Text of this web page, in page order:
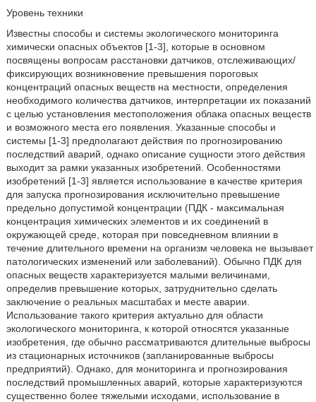
Уровень техники
Известны способы и системы экологического мониторинга
химически опасных объектов [1-3], которые в основном
посвящены вопросам расстановки датчиков, отслеживающих/
фиксирующих возникновение превышения пороговых
концентраций опасных веществ на местности, определения
необходимого количества датчиков, интерпретации их показаний
с целью установления местоположения облака опасных веществ
и возможного места его появления. Указанные способы и
системы [1-3] предполагают действия по прогнозированию
последствий аварий, однако описание сущности этого действия
выходит за рамки указанных изобретений. Особенностями
изобретений [1-3] является использование в качестве критерия
для запуска прогнозирования исключительно превышение
предельно допустимой концентрации (ПДК - максимальная
концентрация химических элементов и их соединений в
окружающей среде, которая при повседневном влиянии в
течение длительного времени на организм человека не вызывает
патологических изменений или заболеваний). Обычно ПДК для
опасных веществ характеризуется малыми величинами,
определив превышение которых, затруднительно сделать
заключение о реальных масштабах и месте аварии.
Использование такого критерия актуально для области
экологического мониторинга, к которой относятся указанные
изобретения, где обычно рассматриваются длительные выбросы
из стационарных источников (запланированные выбросы
предприятий). Однако, для мониторинга и прогнозирования
последствий промышленных аварий, которые характеризуются
существенно более тяжелыми исходами, использование в